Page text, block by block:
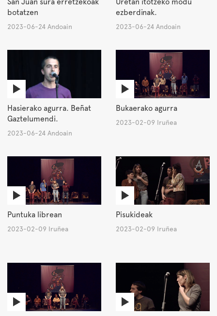
botatzen
2023-06-24 Andoain
ezberdinak.
2023-06-24 Andoain
Hasierako agurra. Beñat
Gaztelumendi.
2023-06-24 Andoain
Bukaerako agurra
2023-02-09 Iruñea
Puntuka librean
2023-02-09 Iruñea
Pisukideak
2023-02-09 Iruñea